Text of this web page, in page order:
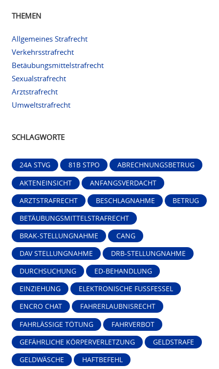
THEMEN
Allgemeines Strafrecht
Verkehrsstrafrecht
Betäubungsmittelstrafrecht
Sexualstrafrecht
Arztstrafrecht
Umweltstrafrecht
SCHLAGWORTE
24A STVG 81B STPO ABRECHNUNGSBETRUG
AKTENEINSICHT ANFANGSVERDACHT
ARZTSTRAFRECHT BESCHLAGNAHME BETRUG
BETÄUBUNGSMITTELSTRAFRECHT
BRAK-STELLUNGNAHME CANG
DAV STELLUNGNAHME DRB-STELLUNGNAHME
DURCHSUCHUNG ED-BEHANDLUNG
EINZIEHUNG ELEKTRONISCHE FUSSFESSEL
ENCRO CHAT FAHRERLAUBNISRECHT
FAHRLÄSSIGE TÖTUNG FAHRVERBOT
GEFÄHRLICHE KÖRPERVERLETZUNG GELDSTRAFE
GELDWÄSCHE HAFTBEFEHL